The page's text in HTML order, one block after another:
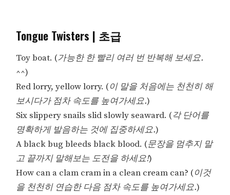
Tongue Twisters | 초급
Toy boat. (가능한 한 빨리 여러 번 반복해 보세요.
^^)
Red lorry, yellow lorry. (이 말을 처음에는 천천히 해
보시다가 점차 속도를 높여가세요.)
Six slippery snails slid slowly seaward. (각 단어를
명확하게 발음하는 것에 집중하세요.)
A black bug bleeds black blood. (문장을 멈추지 말
고 끝까지 말해보는 도전을 하세요!)
How can a clam cram in a clean cream can? (이것
을 천천히 연습한 다음 점차 속도를 높여가세요.)